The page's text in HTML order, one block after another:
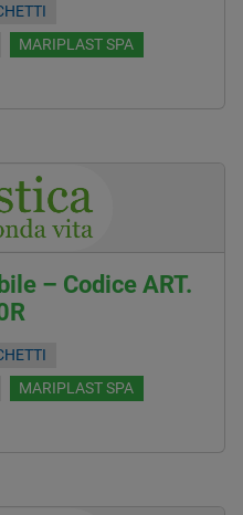
MARIPLAST SPA
– Codice ART.
MARIPLAST SPA